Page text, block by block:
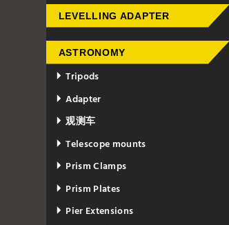
LEVELLING ADAPTER
ASTRONOMY
Tripods
Adapter
观测车
Telescope mounts
Prism Clamps
Prism Plates
Pier Extensions